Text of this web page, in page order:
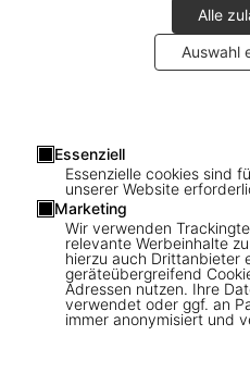
Alle
Auswahl
Essenziell
Essenzielle cookies sind
unserer Website
Marketing
Wir verwenden
relevante Werbeinhalte
hierzu auch Drittanbieter
geräteübergreifend
Adressen nutzen. Ihre
verwendet oder ggf. an
immer anonymisiert und
Daniel Kramer.
No. 1–100 ‘Bob